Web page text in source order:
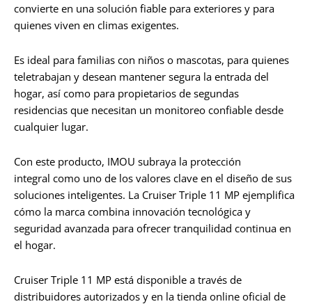
convierte en una solución fiable para exteriores y para
quienes viven en climas exigentes.
Es ideal para familias con niños o mascotas, para quienes
teletrabajan y desean mantener segura la entrada del
hogar, así como para propietarios de segundas
residencias que necesitan un monitoreo confiable desde
cualquier lugar.
Con este producto, IMOU subraya la protección
integral como uno de los valores clave en el diseño de sus
soluciones inteligentes. La Cruiser Triple 11 MP ejemplifica
cómo la marca combina innovación tecnológica y
seguridad avanzada para ofrecer tranquilidad continua en
el hogar.
Cruiser Triple 11 MP está disponible a través de
distribuidores autorizados y en la tienda online oficial de